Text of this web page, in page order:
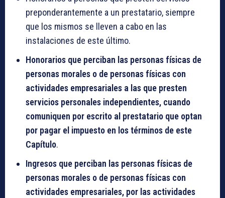
preponderantemente a un prestatario, siempre
que los mismos se lleven a cabo en las
instalaciones de este último.
Honorarios que perciban las personas físicas de
personas morales o de personas físicas con
actividades empresariales a las que presten
servicios personales independientes, cuando
comuniquen por escrito al prestatario que optan
por pagar el impuesto en los términos de este
Capítulo.
Ingresos que perciban las personas físicas de
personas morales o de personas físicas con
actividades empresariales, por las actividades